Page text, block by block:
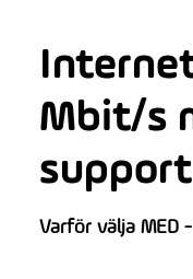
Mbit/s
support
Varför välja MED